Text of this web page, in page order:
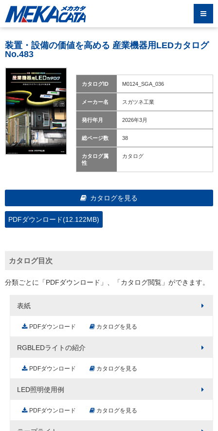
装置・設備の価値を高める 産業機器用LEDカタログ
No.483
カタログID M0124_SGA_036
メーカー名 スガツネ工業
発行年月 2026年3月
総ページ数 38
カタログ属
性
カタログ
カタログを見る
PDFダウンロード(12.122MB)
カタログ目次
分類ごとに「PDFダウンロード」、「カタログ閲覧」ができます。
表紙
PDFダウンロード カタログを見る
RGBLEDライトの紹介
PDFダウンロード カタログを見る
LED照明使用例
PDFダウンロード カタログを見る